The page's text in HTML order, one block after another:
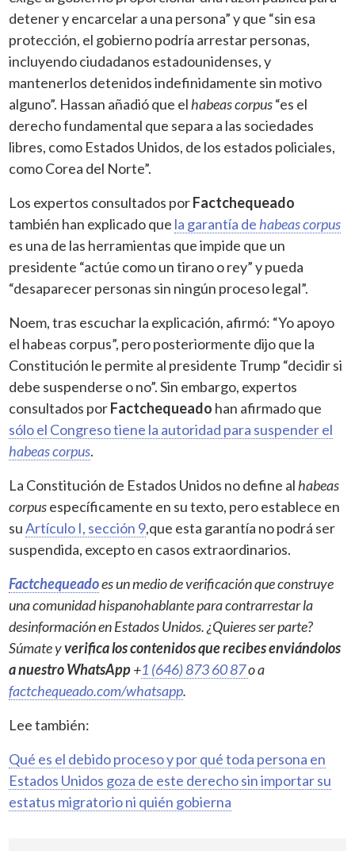
detener y encarcelar a una persona” y que “sin esa
protección, el gobierno podría arrestar personas,
incluyendo ciudadanos estadounidenses, y
mantenerlos detenidos indefinidamente sin motivo
alguno”. Hassan añadió que el habeas corpus“es el
derecho fundamental que separa a las sociedades
libres, como Estados Unidos, de los estados policiales,
como Corea del Norte”.
Los expertos consultados porFactchequeado
también han explicado que la garantía de habeas corpus
es una de las herramientas que impide que un
presidente “actúe como un tirano o rey” y pueda
“desaparecer personas sin ningún proceso legal”.
Noem, tras escuchar la explicación, afirmó: “Yo apoyo
el habeas corpus”, pero posteriormente dijo que la
Constitución le permite al presidente Trump “decidir si
debe suspenderse o no”. Sin embargo, expertos
consultados porFactchequeado han afirmado que
sólo el Congreso tiene la autoridad para suspender el
habeas corpus.
La Constitución de Estados Unidos no define al habeas
corpusespecíficamente en su texto, pero establece en
suArtículo I, sección 9,que esta garantía no podrá ser
suspendida, excepto en casos extraordinarios.
Factchequeadoes un medio de verificación que construye
una comunidad hispanohablante para contrarrestar la
desinformación en Estados Unidos. ¿Quieres ser parte?
Súmate yverifica los contenidos que recibes enviándolos
a nuestro WhatsApp+1 (646) 873 60 87o a
factchequeado.com/whatsapp.
Lee también:
Qué es el debido proceso y por qué toda persona en
Estados Unidos goza de este derecho sin importar su
estatus migratorio ni quién gobierna